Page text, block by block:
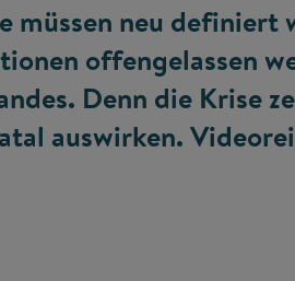
müssen neu definiert
offengelassen
Denn die Krise
auswirken.